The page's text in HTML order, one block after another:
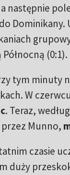
następnie
Dominikany.
(0:1).
tym minuty
W
. Teraz,
Munno,
czasie
duży